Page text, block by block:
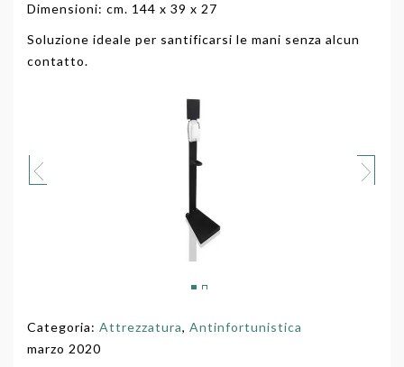
Dimensioni: cm. 144 x 39 x 27
Soluzione ideale per santificarsi le mani senza alcun
contatto.
Categoria: Attrezzatura, Antinfortunistica
marzo 2020